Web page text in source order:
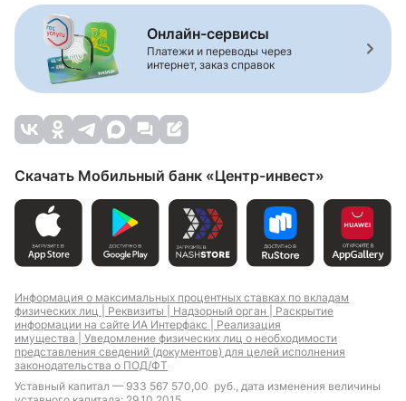
Онлайн-сервисы
Платежи и переводы через
интернет, заказ справок
Скачать Мобильный банк «Центр-инвест»
Информация о максимальных процентных ставках по вкладам
физических лиц | Реквизиты | Надзорный орган | Раскрытие
информации на сайте ИА Интерфакс | Реализация
имущества | Уведомление физических лиц о необходимости
представления сведений (документов) для целей исполнения
законодательства о ПОД/ФТ
Уставный капитал — 933 567 570,00 руб., дата изменения величины